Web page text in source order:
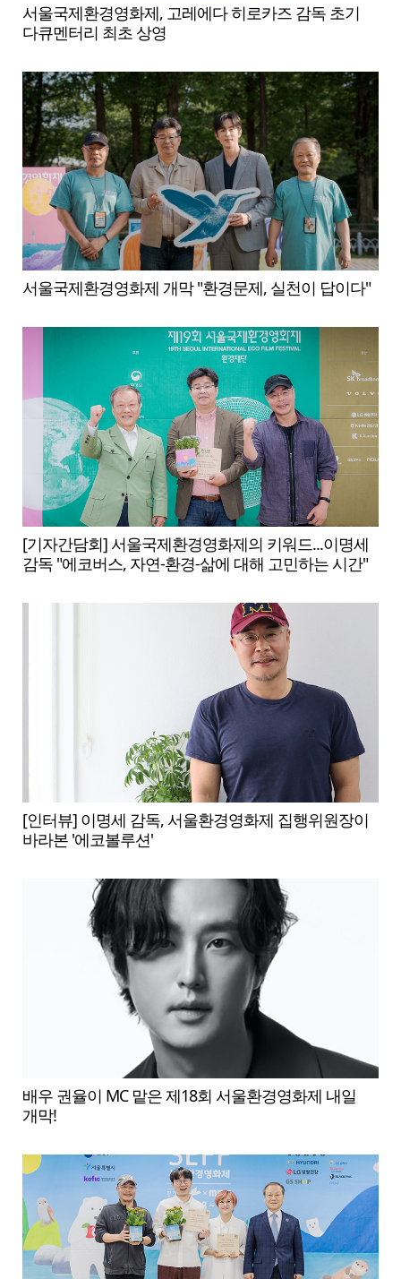
서울국제환경영화제, 고레에다 히로카즈 감독 초기
다큐멘터리 최초 상영
서울국제환경영화제 개막 "환경문제, 실천이 답이다"
[기자간담회] 서울국제환경영화제의 키워드...이명세
감독 "에코버스, 자연-환경-삶에 대해 고민하는 시간"
[인터뷰] 이명세 감독, 서울환경영화제 집행위원장이
바라본 '에코볼루션'
배우 권율이 MC 맡은 제18회 서울환경영화제 내일
개막!